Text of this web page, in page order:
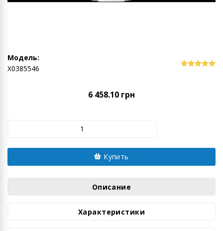
Модель:
Х0385546
6 458.10 грн
Купить
Описание
Характеристики